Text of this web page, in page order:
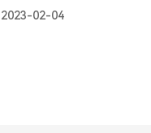
系列分为五篇，分别是：深圳
2023-02-04